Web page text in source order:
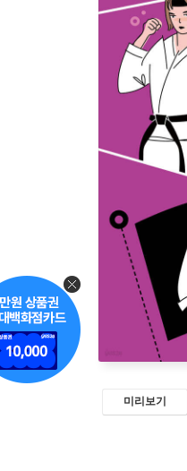
미리보기